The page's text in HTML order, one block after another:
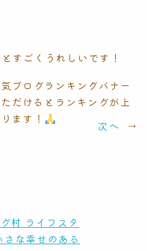
すごくうれしいです！
ブログランキングバナー
だけるとランキングが上
ます！
次へ
→